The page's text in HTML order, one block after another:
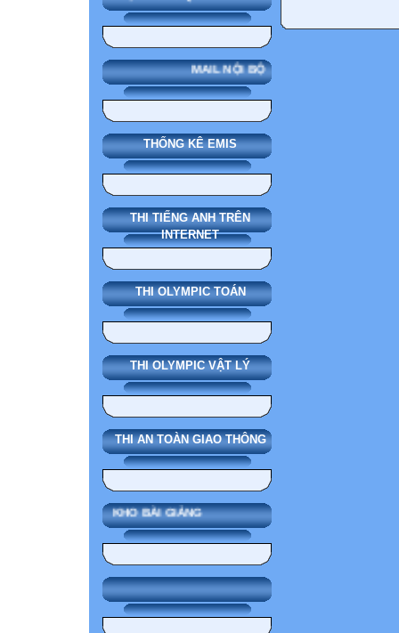
MAIL NỘI BỘ
THỐNG KÊ EMIS
THI TIẾNG ANH TRÊN
INTERNET
THI OLYMPIC TOÁN
THI OLYMPIC VẬT LÝ
THI AN TOÀN GIAO THÔNG
KHO BÀI GIẢNG